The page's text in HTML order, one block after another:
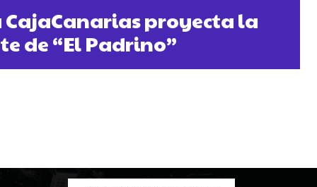
CajaCanarias proyecta la
de “El Padrino”